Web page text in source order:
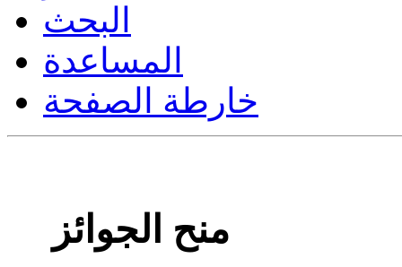
البحث
المساعدة
خارطة الصفحة
منح الجوائز